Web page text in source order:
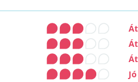
Jó